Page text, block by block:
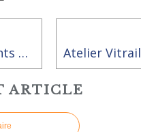
Les peintures des enfants de Bulle d'Air exposées à la bibliothèque
ARTICLE